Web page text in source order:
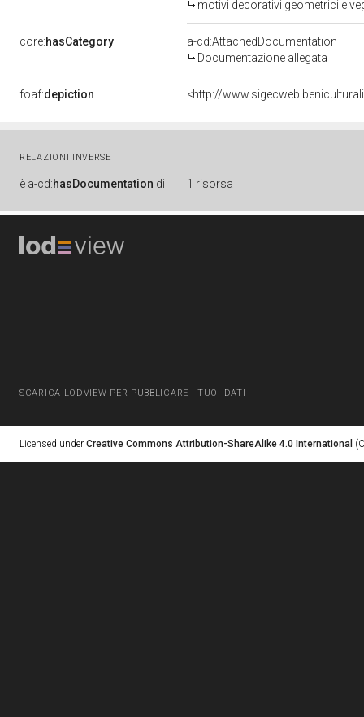
motivi decorativi geometrici e
core:hasCategory
a-cd:AttachedDocumentation
Documentazione allegata
foaf:depiction <http://
RELAZIONI INVERSE
è a-cd:hasDocumentation di 1 risorsa
SCARICA LODVIEW PER PUBBLICARE I TUOI DATI
Licensed under Creative Commons Attribution-ShareAlike 4.0 International